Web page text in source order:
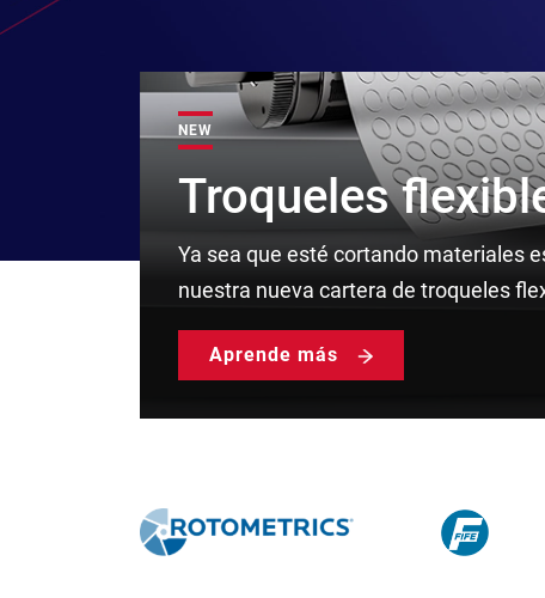
NEW
Troqueles
Ya sea que esté cortando materiales
nuestra nueva cartera de troqueles
Aprende más
RotoMetrics Fife